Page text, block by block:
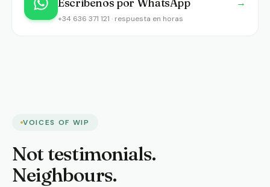
+34 636 371 121 · respuesta en horas
VOICES OF WIP
Not testimonials.
Neighbours.